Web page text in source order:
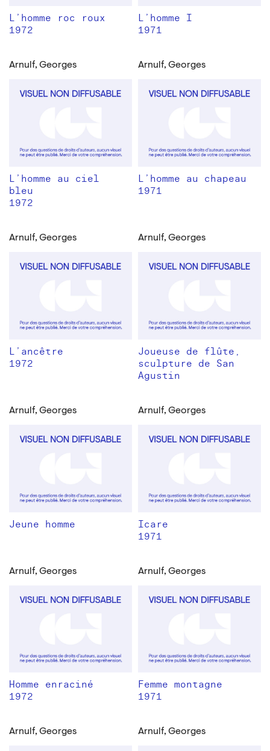
L’homme roc roux
1972
L’homme I
1971
Arnulf, Georges
L’homme au ciel
bleu
1972
Arnulf, Georges
L’homme au chapeau
1971
Arnulf, Georges
L’ancêtre
1972
Arnulf, Georges
Joueuse de flûte,
sculpture de San
Agustin
Arnulf, Georges
Jeune homme
Arnulf, Georges
Icare
1971
Arnulf, Georges
Homme enraciné
1972
Arnulf, Georges
Femme montagne
1971
Arnulf, Georges Arnulf, Georges